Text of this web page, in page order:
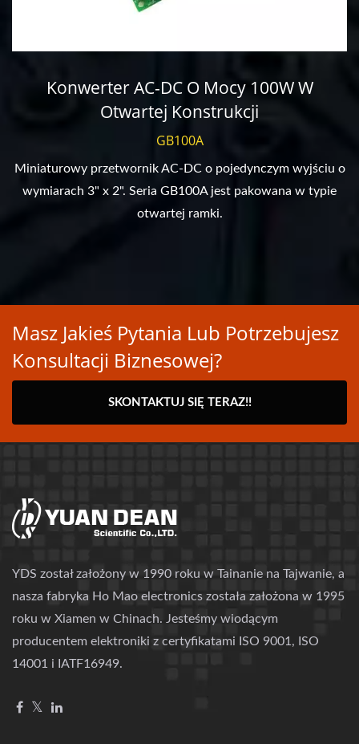
Konwerter AC-DC O Mocy 100W W
Otwartej Konstrukcji
GB100A
Miniaturowy przetwornik AC-DC o pojedynczym wyjściu o
wymiarach 3" x 2". Seria GB100A jest pakowana w typie
otwartej ramki.
Masz Jakieś Pytania Lub Potrzebujesz
Konsultacji Biznesowej?
SKONTAKTUJ SIĘ TERAZ!!
YDS został założony w 1990 roku w Tainanie na Tajwanie, a
nasza fabryka Ho Mao electronics została założona w 1995
roku w Xiamen w Chinach. Jesteśmy wiodącym
producentem elektroniki z certyfikatami ISO 9001, ISO
14001 i IATF16949.